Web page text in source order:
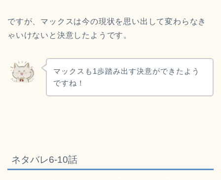
ですが、マックスは今の現状を思い出して変わらなき
ゃいけないと決意したようです。
マックスも1歩踏み出す決意ができたよう
ですね！
ネタバレ6-10話